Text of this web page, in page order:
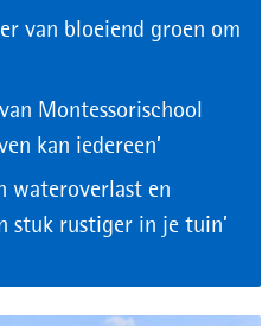
van bloeiend groen om
Montessorischool
kan iedereen’
wateroverlast en
stuk rustiger in je tuin’